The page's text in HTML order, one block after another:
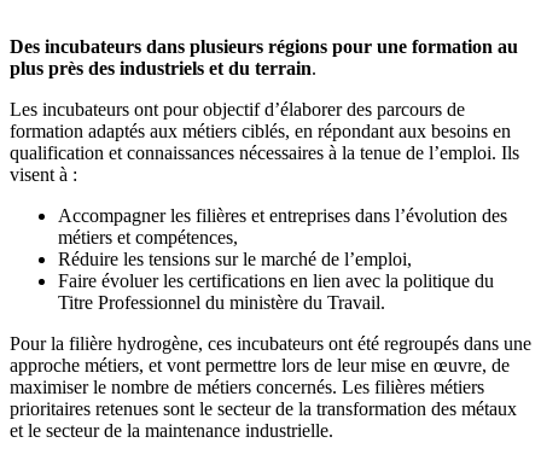
Des incubateurs dans plusieurs régions pour une formation au
plus près des industriels et du terrain.
Les incubateurs ont pour objectif d’élaborer des parcours de
formation adaptés aux métiers ciblés, en répondant aux besoins en
qualification et connaissances nécessaires à la tenue de l’emploi. Ils
visent à :
Accompagner les filières et entreprises dans l’évolution des
métiers et compétences,
Réduire les tensions sur le marché de l’emploi,
Faire évoluer les certifications en lien avec la politique du
Titre Professionnel du ministère du Travail.
Pour la filière hydrogène, ces incubateurs ont été regroupés dans une
approche métiers, et vont permettre lors de leur mise en œuvre, de
maximiser le nombre de métiers concernés. Les filières métiers
prioritaires retenues sont le secteur de la transformation des métaux
et le secteur de la maintenance industrielle.